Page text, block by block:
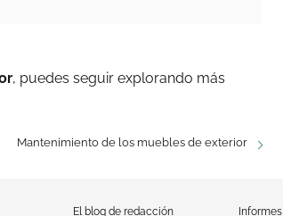
, puedes seguir explorando más
Mantenimiento de los muebles de exterior
El blog de redacción Informes